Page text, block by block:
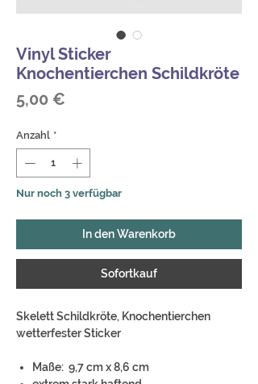
Vinyl Sticker
Knochentierchen Schildkröte
5,00 €
Anzahl *
Nur noch 3 verfügbar
In den Warenkorb
Sofortkauf
Skelett Schildkröte, Knochentierchen
wetterfester Sticker
Maße: 9,7 cm x 8,6 cm